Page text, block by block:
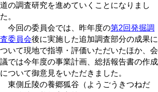
道の調査研究を進めていくことになりまし
た。
今回の委員会では、昨年度の第2回発掘調
査委員会後に実施した追加調査部分の成果に
ついて現地で指導・評価いただいたほか、会
議では今年度の事業計画、総括報告書の作成
について御意見をいただきました。
東側丘陵の養郷狐谷（ようごうきつねだ